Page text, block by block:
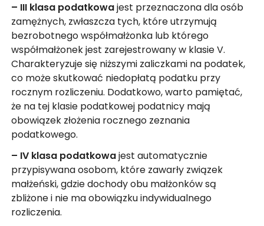
– III klasa podatkowajest przeznaczona dla osób
zamężnych, zwłaszcza tych, które utrzymują
bezrobotnego współmałżonka lub którego
współmałżonek jest zarejestrowany w klasie V.
Charakteryzuje się niższymi zaliczkami na podatek,
co może skutkować niedopłatą podatku przy
rocznym rozliczeniu. Dodatkowo, warto pamiętać,
że na tej klasie podatkowej podatnicy mają
obowiązek złożenia rocznego zeznania
podatkowego.
– IV klasa podatkowajest automatycznie
przypisywana osobom, które zawarły związek
małżeński, gdzie dochody obu małżonków są
zbliżone i nie ma obowiązku indywidualnego
rozliczenia.